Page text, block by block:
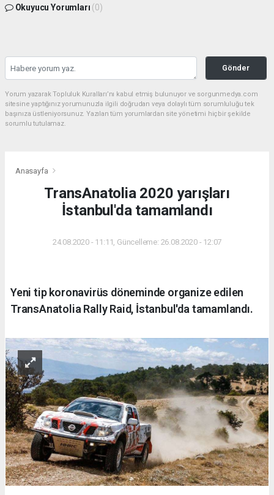
Okuyucu Yorumları (0)
Gönder
Yorum yazarak Topluluk Kuralları’nı kabul etmiş bulunuyor ve sorgunmedya.com
sitesine yaptığınız yorumunuzla ilgili doğrudan veya dolaylı tüm sorumluluğu tek
başınıza üstleniyorsunuz. Yazılan tüm yorumlardan site yönetimi hiçbir şekilde
sorumlu tutulamaz.
Anasayfa
TransAnatolia 2020 yarışları
İstanbul'da tamamlandı
24.08.2020 - 11:11, Güncelleme: 26.08.2020 - 12:07
Yeni tip koronavirüs döneminde organize edilen
TransAnatolia Rally Raid, İstanbul'da tamamlandı.